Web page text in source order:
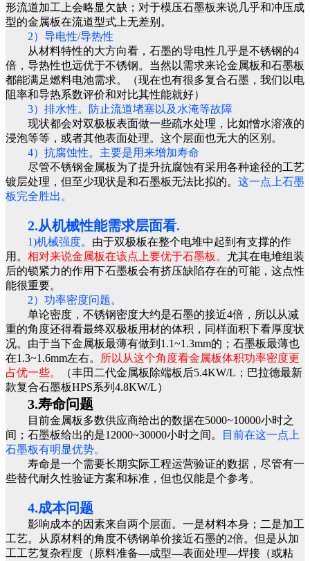
形流道加工上会略显欠缺；对于模压石墨板来说几乎和冲压成
型的金属板在流道型式上无差别。
2）导电性/导热性
从材料特性的大方向看，石墨的导电性几乎是不锈钢的4
倍，导热性也远优于不锈钢。当然以需求来论金属板和石墨板
都能满足燃料电池需求。（现在也有很多复合石墨，我们以电
阻率和导热系数评价和对比其性能就好）
3）排水性。防止流道堵塞以及水淹等故障
现状都会对双极板表面做一些疏水处理，比如憎水溶液的
浸泡等等，或者其他表面处理。这个层面也无大的区别。
4）抗腐蚀性。主要是用来增加寿命
尽管不锈钢金属板为了提升抗腐蚀有采用各种途径的工艺
镀层处理，但至少现状是和石墨板无法比拟的。 这一点上石墨
板完全胜出。
2.从机械性能需求层面看.
1)机械强度。 由于双极板在整个电堆中起到有支撑的作
用。 相对来说金属板在该点上要优于石墨板。 尤其在电堆组装
后的锁紧力的作用下石墨板会有挤压缺陷存在的可能，这点性
能很重要。
2）功率密度问题。
单论密度，不锈钢密度大约是石墨的接近4倍，所以从减
重的角度还得看最终双极板用材的体积，同样面积下看厚度状
况。由于当下金属板最薄有做到1.1~1.3mm的；石墨板最薄也
在1.3~1.6mm左右。 所以从这个角度看金属板体积功率密度更
占优一些。
（丰田二代金属板除端板后5.4KW/L；巴拉德最新
款复合石墨板HPS系列4.8KW/L）
3.寿命问题
目前金属板多数供应商给出的数据在5000~10000小时之
间；石墨板给出的是12000~30000小时之间。
目前在这一点上
石墨板有明显优势。
寿命是一个需要长期实际工程运营验证的数据，尽管有一
些替代耐久性验证方案和标准，但也仅能是个参考。
4.成本问题
影响成本的因素来自两个层面。一是材料本身；二是加工
工艺。从原材料的角度不锈钢单价接近石墨的2倍。但是从加
工工艺复杂程度（原料准备—成型—表面处理—焊接（或粘